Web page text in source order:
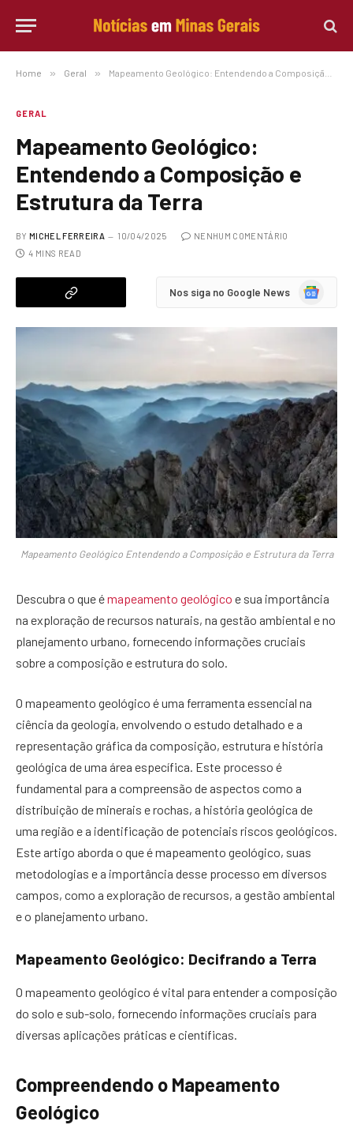
Home » Geral » Mapeamento Geológico: Entendendo a Composição e Estrutura da Terra
GERAL
Mapeamento Geológico:
Entendendo a Composição e
Estrutura da Terra
BY MICHEL FERREIRA 10/04/2025
NENHUM COMENTÁRIO
4 MINS READ
Nos siga no Google News
Google
Mapeamento Geológico Entendendo a Composição e Estrutura da Terra
Descubra o que émapeamento geológico e sua importância
na exploração de recursos naturais, na gestão ambiental e no
planejamento urbano, fornecendo informações cruciais
sobre a composição e estrutura do solo.
O mapeamento geológico é uma ferramenta essencial na
ciência da geologia, envolvendo o estudo detalhado e a
representação gráfica da composição, estrutura e história
geológica de uma área específica. Este processo é
fundamental para a compreensão de aspectos como a
distribuição de minerais e rochas, a história geológica de
uma região e a identificação de potenciais riscos geológicos.
Este artigo aborda o que é mapeamento geológico, suas
metodologias e a importância desse processo em diversos
campos, como a exploração de recursos, a gestão ambiental
e o planejamento urbano.
Mapeamento Geológico: Decifrando a Terra
O mapeamento geológico é vital para entender a composição
do solo e sub-solo, fornecendo informações cruciais para
diversas aplicações práticas e científicas.
Compreendendo o Mapeamento
Geológico